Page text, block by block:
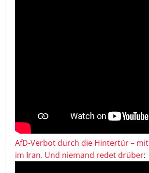
AfD-Verbot durch die Hintertür –
im Iran. Und niemand redet drüber: